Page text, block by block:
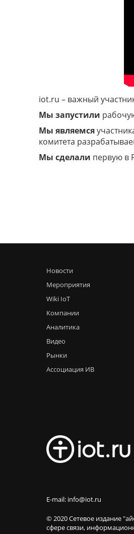
iot.ru – важный
Мы запустили
Мы являемся
комитета
Мы сделали первую в
Новости
Мероприятия
Wiki IoT
Компании
Аналитика
Видео
Рынки
Ассоциация ИВ
E-mail: info@iot.ru
© 2020 Сетевое издание
сфере связи,